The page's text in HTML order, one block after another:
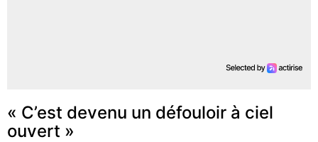
« C’est devenu un défouloir à ciel
ouvert »